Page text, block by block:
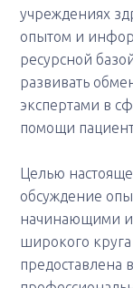
учреждениях
опытом и
ресурсной
развивать
экспертами в
помощи
Целью
обсуждение
начинающими и
широкого
предоставлена